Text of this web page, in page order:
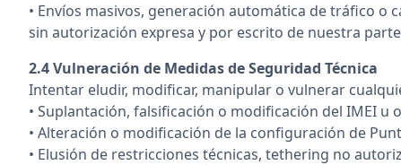
• Envíos masivos, generación automática de tráfico o
sin autorización expresa y por escrito de nuestra
2.4 Vulneración de Medidas de Seguridad Técnica
Intentar eludir, modificar, manipular o vulnerar
• Suplantación, falsificación o modificación del IMEI
• Alteración o modificación de la configuración de
• Elusión de restricciones técnicas, tethering no